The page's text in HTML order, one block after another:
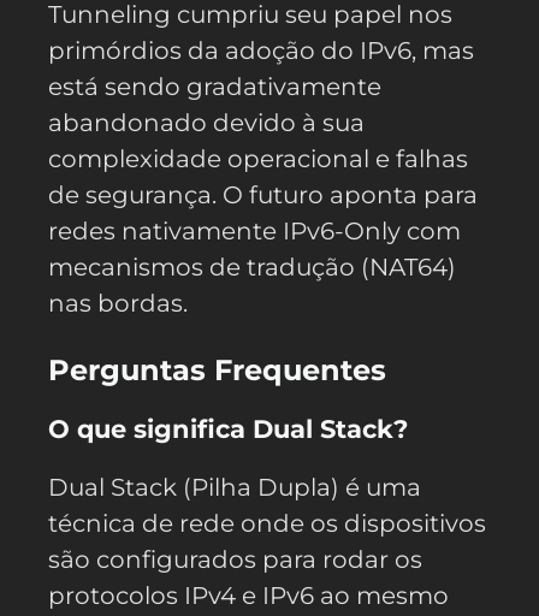
Tunneling cumpriu seu papel nos
primórdios da adoção do IPv6, mas
está sendo gradativamente
abandonado devido à sua
complexidade operacional e falhas
de segurança. O futuro aponta para
redes nativamente IPv6-Only com
mecanismos de tradução (NAT64)
nas bordas.
Perguntas Frequentes
O que significa Dual Stack?
Dual Stack (Pilha Dupla) é uma
técnica de rede onde os dispositivos
são configurados para rodar os
protocolos IPv4 e IPv6 ao mesmo